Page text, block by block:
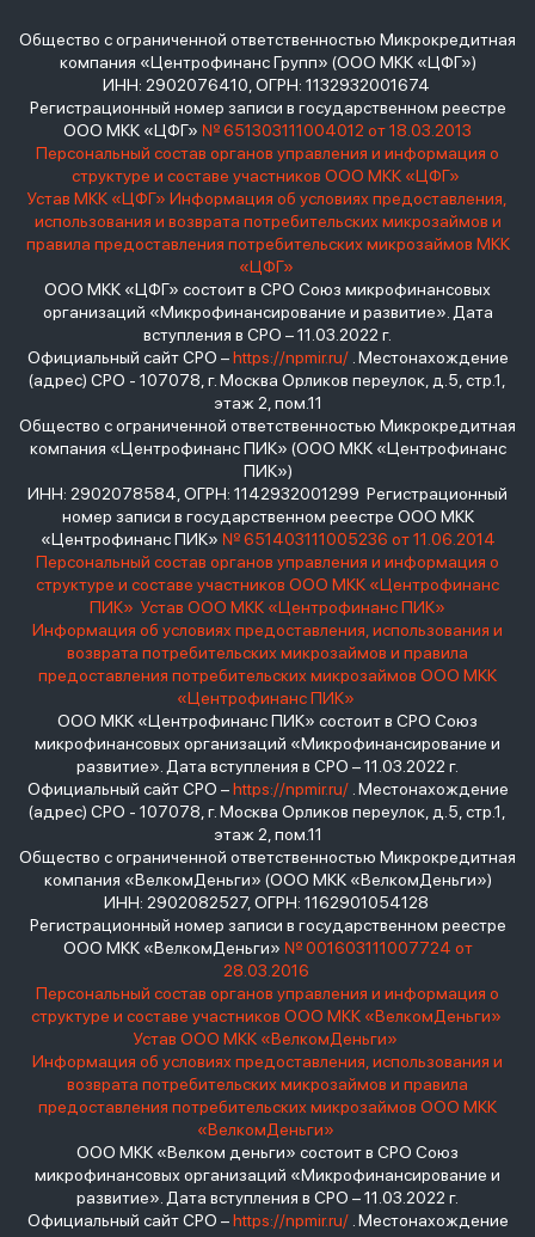
Общество с ограниченной ответственностью Микрокредитная
компания «Центрофинанс Групп» (ООО МКК «ЦФГ»)
ИНН: 2902076410, ОГРН: 1132932001674
Регистрационный номер записи в государственном реестре
ООО МКК «ЦФГ» № 651303111004012 от 18.03.2013
Персональный состав органов управления и информация о
структуре и составе участников ООО МКК «ЦФГ»
Устав МКК «ЦФГ» Информация об условиях предоставления,
использования и возврата потребительских микрозаймов и
правила предоставления потребительских микрозаймов МКК
«ЦФГ»
ООО МКК «ЦФГ» состоит в СРО Союз микрофинансовых
организаций «Микрофинансирование и развитие». Дата
вступления в СРО – 11.03.2022 г.
Официальный сайт СРО –https://npmir.ru/. Местонахождение
(адрес) СРО - 107078, г. Москва Орликов переулок, д.5, стр.1,
этаж 2, пом.11
Общество с ограниченной ответственностью Микрокредитная
компания «Центрофинанс ПИК» (ООО МКК «Центрофинанс
ПИК»)
ИНН: 2902078584, ОГРН: 1142932001299 Регистрационный
номер записи в государственном реестре ООО МКК
«Центрофинанс ПИК» № 651403111005236 от 11.06.2014
Персональный состав органов управления и информация о
структуре и составе участников ООО МКК «Центрофинанс
ПИК» Устав ООО МКК «Центрофинанс ПИК»
Информация об условиях предоставления, использования и
возврата потребительских микрозаймов и правила
предоставления потребительских микрозаймов ООО МКК
«Центрофинанс ПИК»
ООО МКК «Центрофинанс ПИК» состоит в СРО Союз
микрофинансовых организаций «Микрофинансирование и
развитие». Дата вступления в СРО – 11.03.2022 г.
Официальный сайт СРО –https://npmir.ru/. Местонахождение
(адрес) СРО - 107078, г. Москва Орликов переулок, д.5, стр.1,
этаж 2, пом.11
Общество с ограниченной ответственностью Микрокредитная
компания «ВелкомДеньги» (ООО МКК «ВелкомДеньги»)
ИНН: 2902082527, ОГРН: 1162901054128
Регистрационный номер записи в государственном реестре
ООО МКК «ВелкомДеньги» № 001603111007724 от
28.03.2016
Персональный состав органов управления и информация о
структуре и составе участников ООО МКК «ВелкомДеньги»
Устав ООО МКК «ВелкомДеньги»
Информация об условиях предоставления, использования и
возврата потребительских микрозаймов и правила
предоставления потребительских микрозаймов ООО МКК
«ВелкомДеньги»
ООО МКК «Велком деньги» состоит в СРО Союз
микрофинансовых организаций «Микрофинансирование и
развитие». Дата вступления в СРО – 11.03.2022 г.
Официальный сайт СРО –https://npmir.ru/. Местонахождение